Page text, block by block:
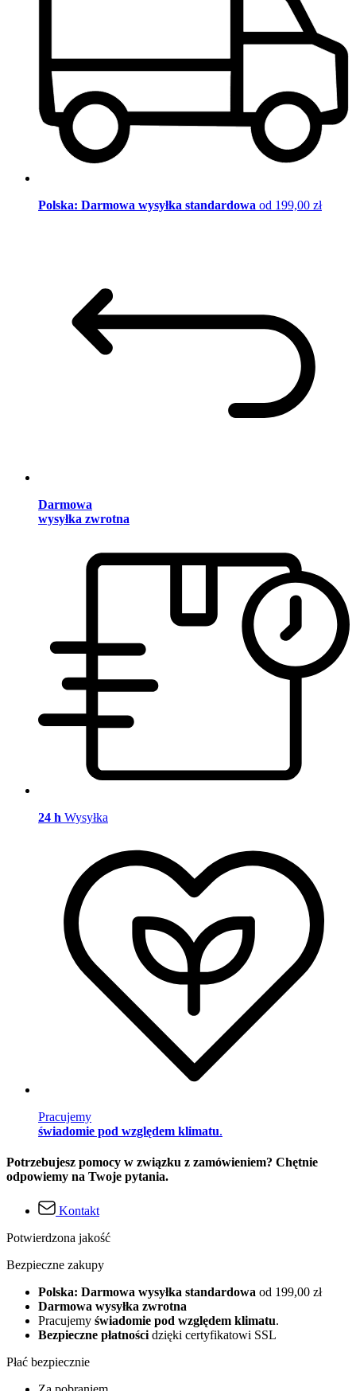
Polska: Darmowa wysyłka standardowa od 199,00 zł
Darmowa
wysyłka zwrotna
24 h Wysyłka
Pracujemy
świadomie pod względem klimatu.
Potrzebujesz pomocy w związku z zamówieniem? Chętnie
odpowiemy na Twoje pytania.
Kontakt
Potwierdzona jakość
Bezpieczne zakupy
Polska: Darmowa wysyłka standardowa od 199,00 zł
Darmowa wysyłka zwrotna
Pracujemy świadomie pod względem klimatu.
Bezpieczne płatności dzięki certyfikatowi SSL
Płać bezpiecznie